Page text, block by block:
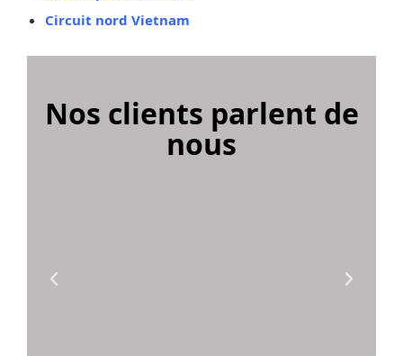
Circuit nord Vietnam
Nos clients parlent de
nous